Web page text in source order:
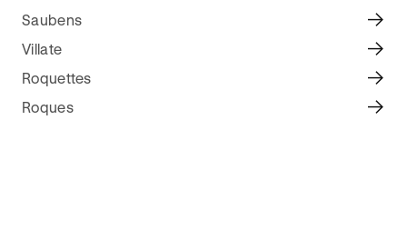
Saubens
Villate
Roquettes
Roques